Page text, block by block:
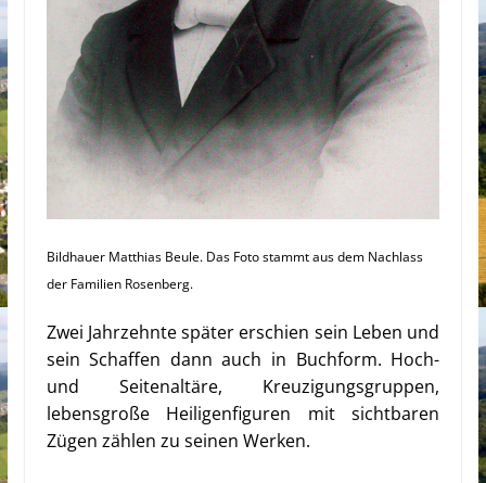
Bildhauer Matthias Beule. Das Foto stammt aus dem Nachlass
der Familien Rosenberg.
Zwei Jahrzehnte später erschien sein Leben und
sein Schaffen dann auch in Buchform. Hoch-
und Seitenaltäre, Kreuzigungsgruppen,
lebensgroße Heiligenfiguren mit sichtbaren
Zügen zählen zu seinen Werken.